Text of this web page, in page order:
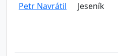
Petr Navrátil
Jeseník